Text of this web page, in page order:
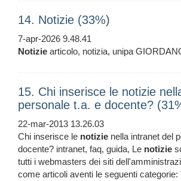
14. Notizie (33%)
7-apr-2026 9.48.41
Notizie articolo, notizia, unipa
15. Chi inserisce le notizie
personale t.a. e docente?
22-mar-2013 13.26.03
Chi inserisce le notizie nella intranet del
docente? intranet, faq, guida, Le notizie
tutti i webmasters dei siti
come articoli aventi le seguenti categorie: